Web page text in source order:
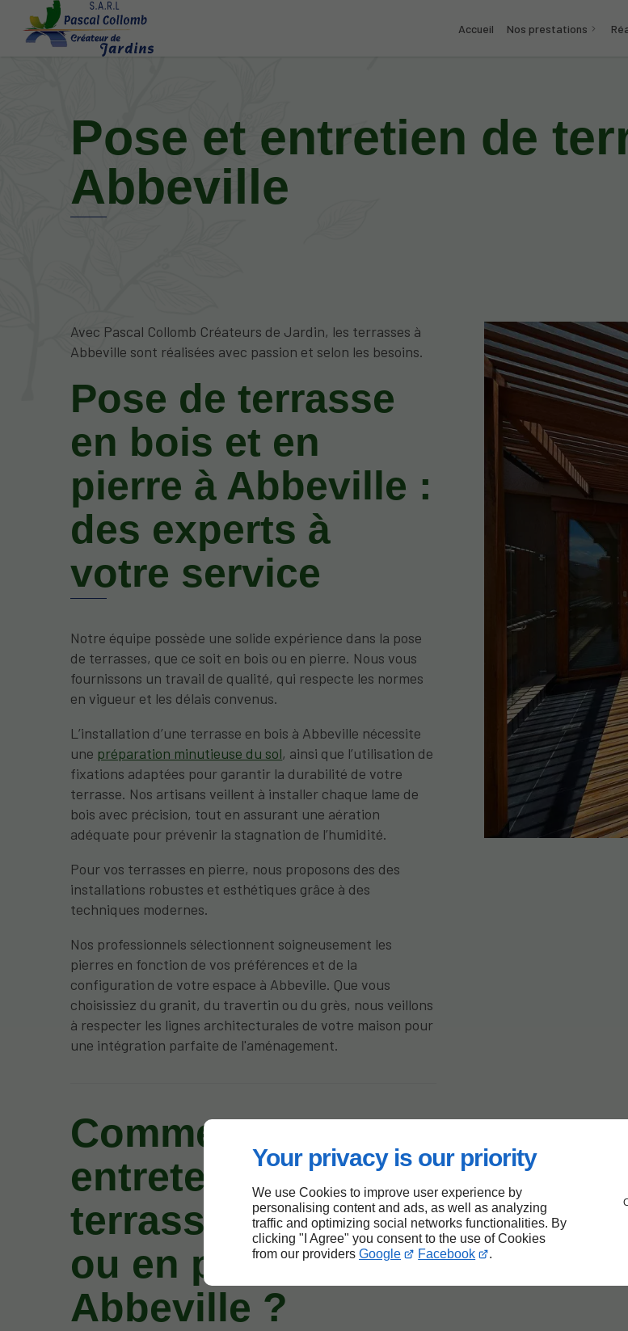
Your privacy is our priority
We use Cookies to improve user experience by
personalising content and ads, as well as analyzing
traffic and optimizing social networks functionalities. By
clicking "I Agree" you consent to the use of Cookies
from our providers Google Facebook .
Accueil Nos prestations
Pose et entretien de
Abbeville
Avec Pascal Collomb Créateurs de Jardin, les terrasses à
Abbeville sont réalisées avec passion et selon les besoins.
Pose de terrasse
en bois et en
pierre à Abbeville :
des experts à
votre service
Notre équipe possède une solide expérience dans la pose
de terrasses, que ce soit en bois ou en pierre. Nous vous
fournissons un travail de qualité, qui respecte les normes
en vigueur et les délais convenus.
L’installation d’une terrasse en bois à Abbeville nécessite
une préparation minutieuse du sol, ainsi que l’utilisation de
fixations adaptées pour garantir la durabilité de votre
terrasse. Nos artisans veillent à installer chaque lame de
bois avec précision, tout en assurant une aération
adéquate pour prévenir la stagnation de l’humidité.
Pour vos terrasses en pierre, nous proposons des des
installations robustes et esthétiques grâce à des
techniques modernes.
Nos professionnels sélectionnent soigneusement les
pierres en fonction de vos préférences et de la
configuration de votre espace à Abbeville. Que vous
choisissiez du granit, du travertin ou du grès, nous veillons
à respecter les lignes architecturales de votre maison pour
une intégration parfaite de l'aménagement.
Comment
entretenir votre
terrasse en bois
ou en pierre à
Abbeville ?